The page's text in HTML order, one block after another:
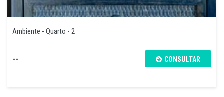
Ambiente - Quarto - 2
-- CONSULTAR